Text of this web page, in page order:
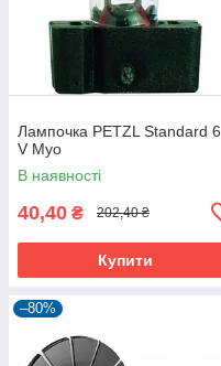
Лампочка PETZL Standard 6
V Myo
В наявності
40,40 ₴ 202,40 ₴
Купити
–80%